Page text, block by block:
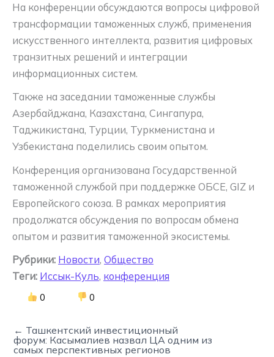
На конференции обсуждаются вопросы цифровой
трансформации таможенных служб, применения
искусственного интеллекта, развития цифровых
транзитных решений и интеграции
информационных систем.
Также на заседании таможенные службы
Азербайджана, Казахстана, Сингапура,
Таджикистана, Турции, Туркменистана и
Узбекистана поделились своим опытом.
Конференция организована Государственной
таможенной службой при поддержке ОБСЕ, GIZ и
Европейского союза. В рамках мероприятия
продолжатся обсуждения по вопросам обмена
опытом и развития таможенной экосистемы.
Рубрики: Новости, Общество
Теги: Иссык-Куль, конференция
0 0
← Ташкентский инвестиционный
форум: Касымалиев назвал ЦА одним из
самых перспективных регионов